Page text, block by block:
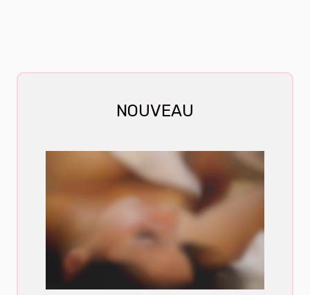
NOUVEAU